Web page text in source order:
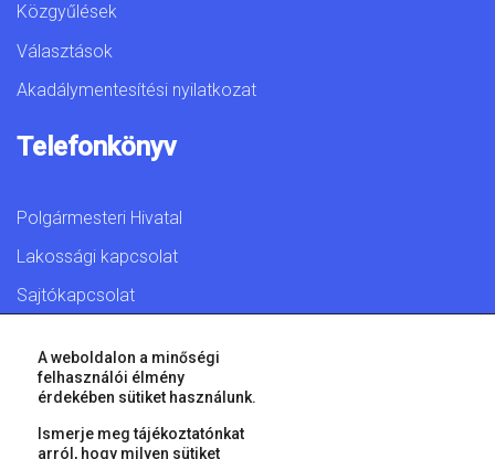
Közgyűlések
Választások
Akadálymentesítési nyilatkozat
Telefonkönyv
Polgármesteri Hivatal
Lakossági kapcsolat
Sajtókapcsolat
© 2026 Győr Megyei Jogú Város • Minden jog fenntartva!
A weboldalon a minőségi
felhasználói élmény
érdekében sütiket használunk.
Ismerje meg tájékoztatónkat
arról, hogy milyen sütiket